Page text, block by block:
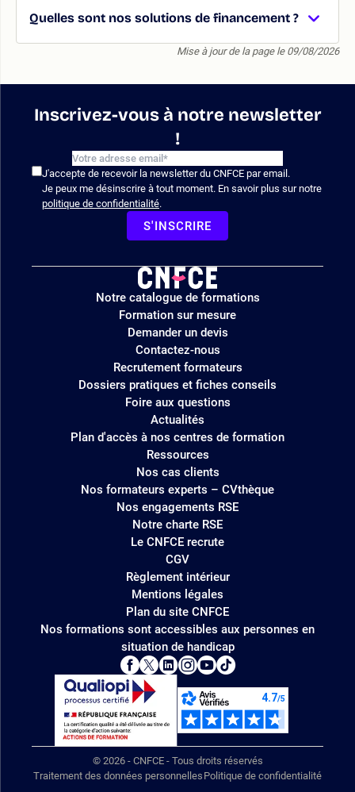
Quelles sont nos solutions de financement ?
Mise à jour de la page le 09/08/2026
Inscrivez-vous à notre newsletter
!
J'accepte de recevoir la newsletter du CNFCE par email.
Je peux me désinscrire à tout moment. En savoir plus sur notre
politique de confidentialité.
S'INSCRIRE
Logo
site
Notre catalogue de formations
Formation sur mesure
Demander un devis
Contactez-nous
Recrutement formateurs
Dossiers pratiques et fiches conseils
Foire aux questions
Actualités
Plan d'accès à nos centres de formation
Ressources
Nos cas clients
Nos formateurs experts – CVthèque
Nos engagements RSE
Notre charte RSE
Le CNFCE recrute
CGV
Règlement intérieur
Mentions légales
Plan du site CNFCE
Nos formations sont accessibles aux personnes en
situation de handicap
© 2026 - CNFCE - Tous droits réservés
Traitement des données personnelles Politique de confidentialité